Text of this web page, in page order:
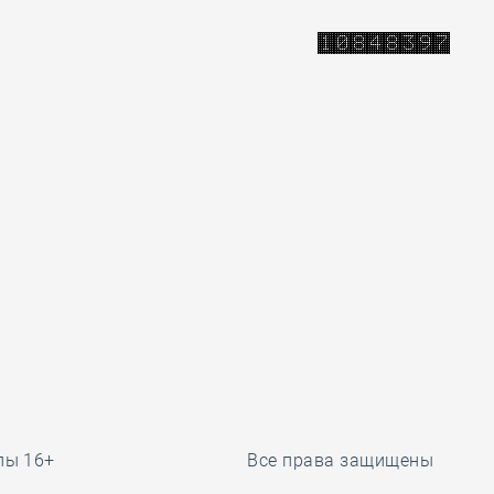
16+ Все права защищены